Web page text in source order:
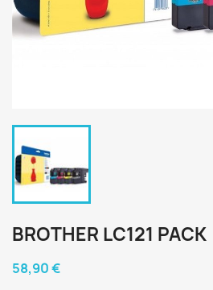
BROTHER LC121 PACK
58,90 €